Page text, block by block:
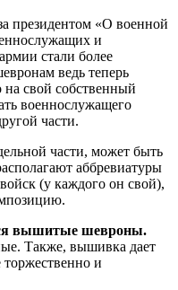
президентом «О военной
и
стали более
ведь теперь
на свой собственный
военнослужащего
части.
части, может быть
аббревиатуры
(у каждого он свой),
вышитые шевроны.
Также, вышивка дает
и